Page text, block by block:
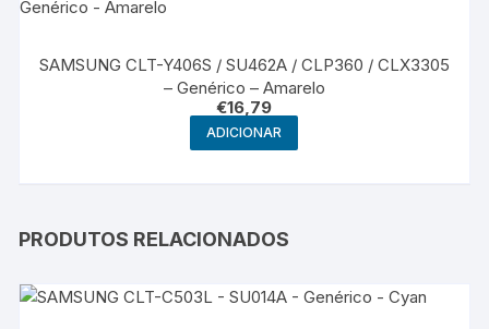
SAMSUNG CLT-Y406S / SU462A / CLP360 / CLX3305
– Genérico – Amarelo
€16,79
ADICIONAR
PRODUTOS RELACIONADOS